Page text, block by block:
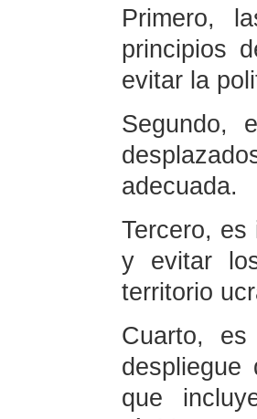
Primero,
principios
evitar la
Segundo,
adecuada.
Tercero,
y evitar
territorio
Cuarto,
despliegue
que